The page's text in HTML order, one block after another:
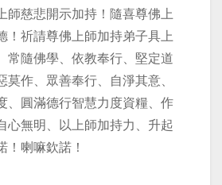
師慈悲開示加持！隨喜尊佛上
！祈請尊佛上師加持弟子具上
常隨佛學、依教奉行、堅定道
莫作、眾善奉行、自淨其意、
、圓滿德行智慧力度資糧、作
心無明、以上師加持力、升起
！喇嘛欽諾！